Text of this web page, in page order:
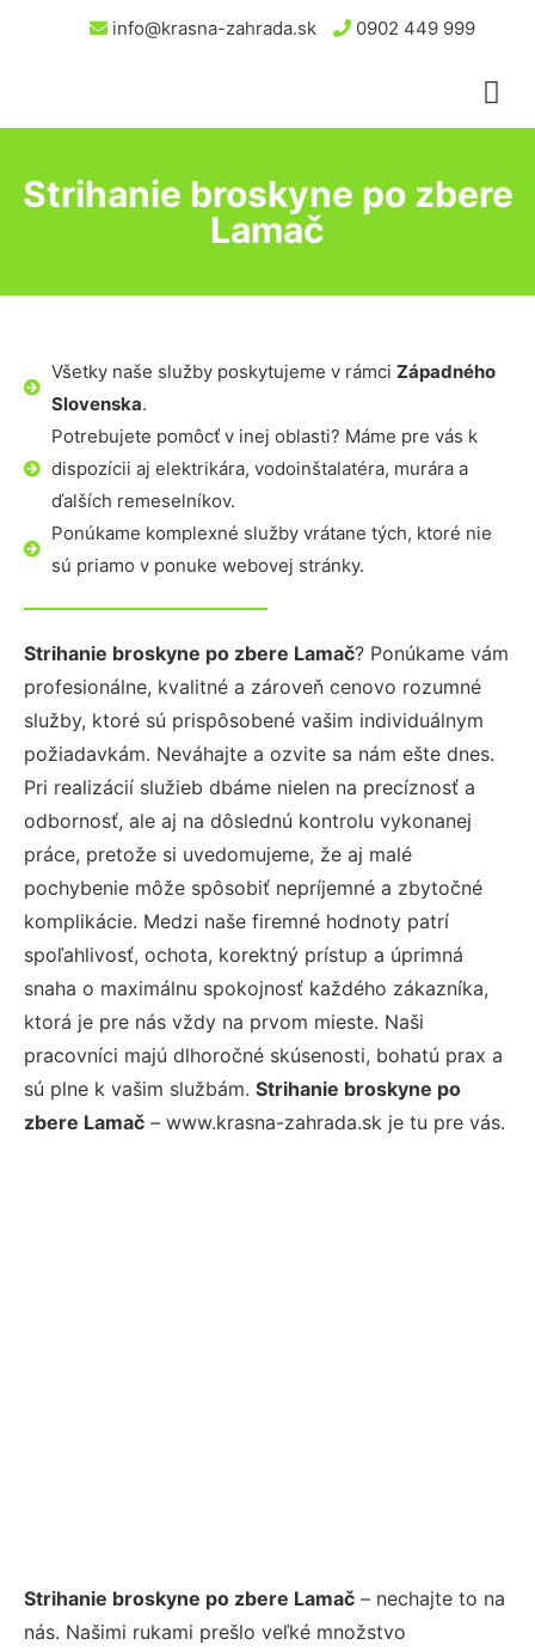
info@krasna-zahrada.sk 0902 449 999
Strihanie broskyne po zbere
Lamač
Všetky naše služby poskytujeme v rámci Západného
Slovenska.
Potrebujete pomôcť v inej oblasti? Máme pre vás k
dispozícii aj elektrikára, vodoinštalatéra, murára a
ďalších remeselníkov.
Ponúkame komplexné služby vrátane tých, ktoré nie
sú priamo v ponuke webovej stránky.
Strihanie broskyne po zbere Lamač? Ponúkame vám
profesionálne, kvalitné a zároveň cenovo rozumné
služby, ktoré sú prispôsobené vašim individuálnym
požiadavkám. Neváhajte a ozvite sa nám ešte dnes.
Pri realizácií služieb dbáme nielen na precíznosť a
odbornosť, ale aj na dôslednú kontrolu vykonanej
práce, pretože si uvedomujeme, že aj malé
pochybenie môže spôsobiť nepríjemné a zbytočné
komplikácie. Medzi naše firemné hodnoty patrí
spoľahlivosť, ochota, korektný prístup a úprimná
snaha o maximálnu spokojnosť každého zákazníka,
ktorá je pre nás vždy na prvom mieste. Naši
pracovníci majú dlhoročné skúsenosti, bohatú prax a
sú plne k vašim službám. Strihanie broskyne po
zbere Lamač – www.krasna-zahrada.sk je tu pre vás.
Strihanie broskyne po zbere Lamač – nechajte to na
nás. Našimi rukami prešlo veľké množstvo